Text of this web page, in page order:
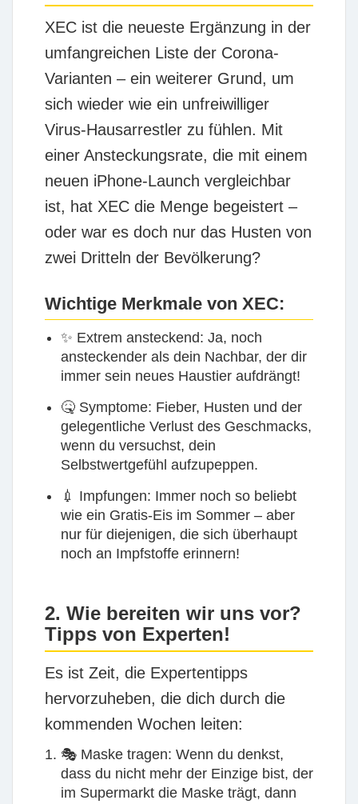
XEC ist die neueste Ergänzung in der
umfangreichen Liste der Corona-
Varianten – ein weiterer Grund, um
sich wieder wie ein unfreiwilliger
Virus-Hausarrestler zu fühlen. Mit
einer Ansteckungsrate, die mit einem
neuen iPhone-Launch vergleichbar
ist, hat XEC die Menge begeistert –
oder war es doch nur das Husten von
zwei Dritteln der Bevölkerung?
Wichtige Merkmale von XEC:
✨ Extrem ansteckend: Ja, noch
ansteckender als dein Nachbar, der dir
immer sein neues Haustier aufdrängt!
🤒 Symptome: Fieber, Husten und der
gelegentliche Verlust des Geschmacks,
wenn du versuchst, dein
Selbstwertgefühl aufzupeppen.
💉 Impfungen: Immer noch so beliebt
wie ein Gratis-Eis im Sommer – aber
nur für diejenigen, die sich überhaupt
noch an Impfstoffe erinnern!
2. Wie bereiten wir uns vor?
Tipps von Experten!
Es ist Zeit, die Expertentipps
hervorzuheben, die dich durch die
kommenden Wochen leiten:
🎭 Maske tragen: Wenn du denkst,
dass du nicht mehr der Einzige bist, der
im Supermarkt die Maske trägt, dann